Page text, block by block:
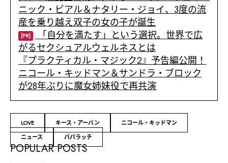
ニック・ビアル＆ナタリー・ジョイ、3度の流
産を乗り越え双子の女の子が誕生
[PR]
「自分を満たす」という選択。世界で広
がるセクシュアルウェルネスとは
『プラクティカル・マジック2』予告編公開！
ニコール・キッドマン＆サンドラ・ブロック
が28年ぶりに魔女姉妹役で再共演
LOVE キース・アーバン
ニコール・キッドマン
ニュース
パパラッチ
POPULAR POSTS